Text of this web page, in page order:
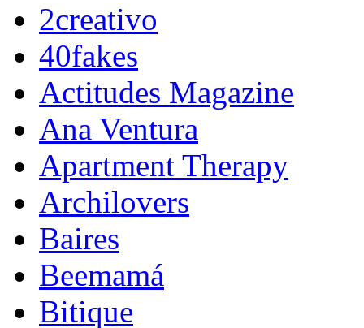
2creativo
40fakes
Actitudes Magazine
Ana Ventura
Apartment Therapy
Archilovers
Baires
Beemamá
Bitique